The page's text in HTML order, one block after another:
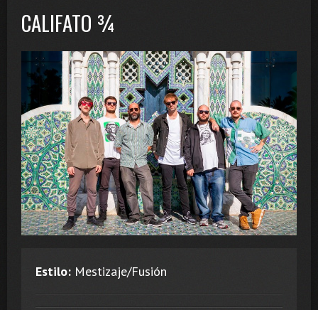
CALIFATO ¾
Estilo: Mestizaje/Fusión